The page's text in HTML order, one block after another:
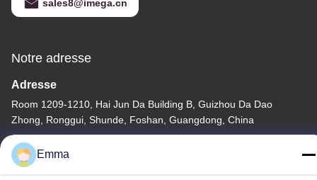
sales8@imega.cn
Notre adresse
Adresse
Room 1209-1210, Hai Jun Da Building B, Guizhou Da Dao
Zhong, Ronggui, Shunde, Foshan, Guangdong, China
Télégramme
86-15816904632
Emma